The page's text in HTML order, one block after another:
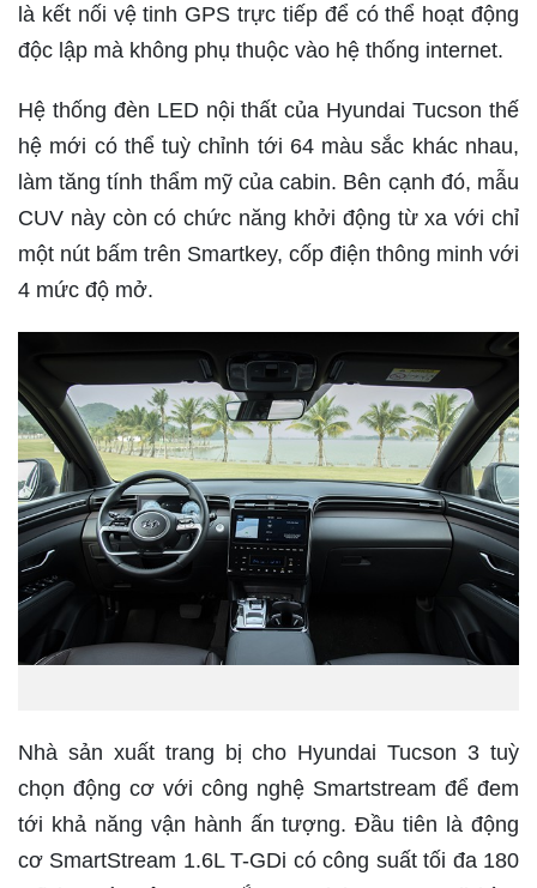
là kết nối vệ tinh GPS trực tiếp để có thể hoạt động
độc lập mà không phụ thuộc vào hệ thống internet.
Hệ thống đèn LED nội thất của Hyundai Tucson thế
hệ mới có thể tuỳ chỉnh tới 64 màu sắc khác nhau,
làm tăng tính thẩm mỹ của cabin. Bên cạnh đó, mẫu
CUV này còn có chức năng khởi động từ xa với chỉ
một nút bấm trên Smartkey, cốp điện thông minh với
4 mức độ mở.
Nhà sản xuất trang bị cho Hyundai Tucson 3 tuỳ
chọn động cơ với công nghệ Smartstream để đem
tới khả năng vận hành ấn tượng. Đầu tiên là động
cơ SmartStream 1.6L T-GDi có công suất tối đa 180